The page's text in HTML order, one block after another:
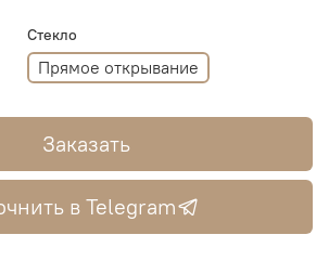
Стекло
Прямое открывание
Заказать
в Telegram